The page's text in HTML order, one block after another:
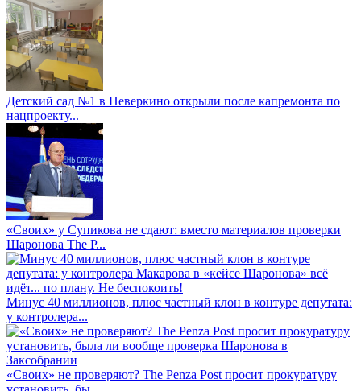
Детский сад №1 в Неверкино открыли после капремонта по
нацпроекту...
«Своих» у Супикова не сдают: вместо материалов проверки
Шаронова The P...
Минус 40 миллионов, плюс частный клон в контуре депутата:
у контролера...
«Своих» не проверяют? The Penza Post просит прокуратуру